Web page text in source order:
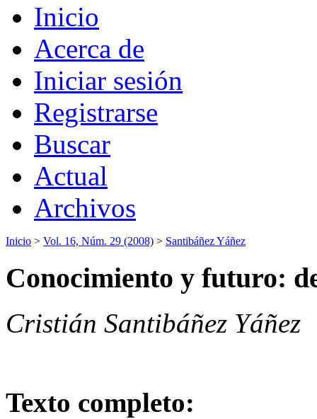
Inicio
Acerca de
Iniciar sesión
Registrarse
Buscar
Actual
Archivos
Inicio > Vol. 16, Núm. 29 (2008) > Santibáñez Yáñez
Conocimiento y futuro:
Cristián Santibáñez Yáñez
Texto completo: